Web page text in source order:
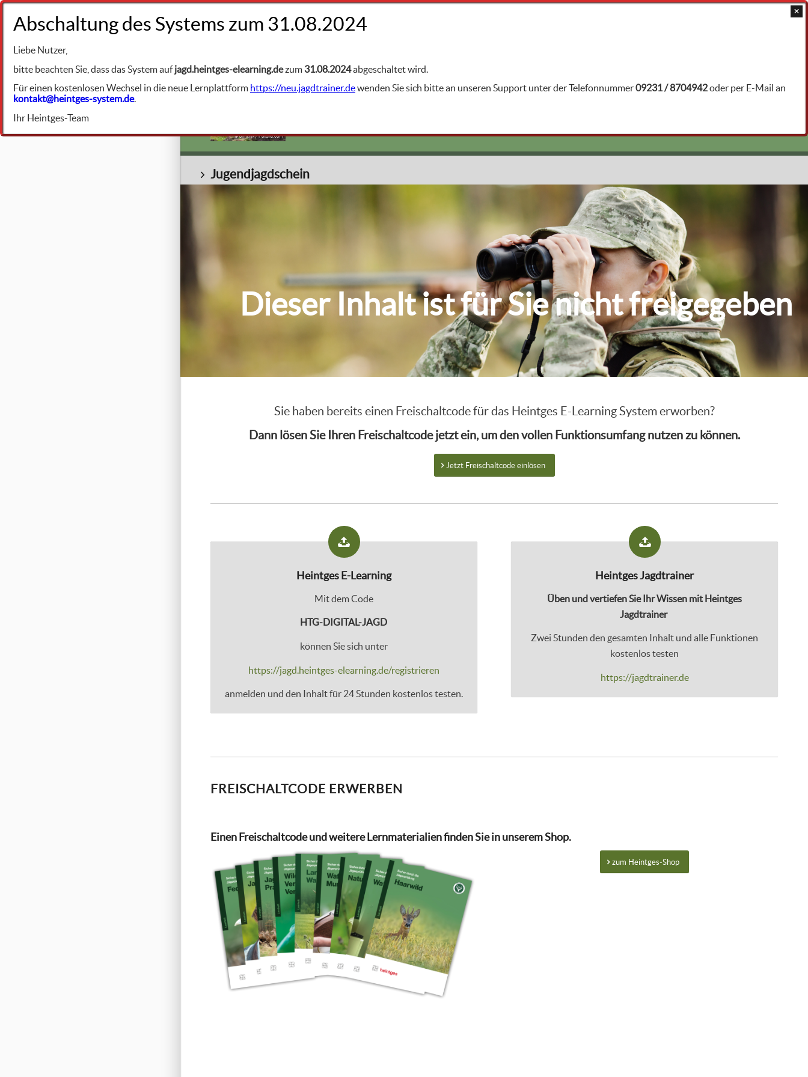
BIBLIOTHEK
Jugendjagdschein
+49 9231 961342 FACHGEBIETE
© Simank / Fotolia.com
Jugendjagdschein
Dieser Inhalt ist für Sie nicht freigegeben
Sie haben bereits einen Freischaltcode für das Heintges E-Learning System erworben?
Dann lösen Sie Ihren Freischaltcode jetzt ein, um den vollen Funktionsumfang nutzen zu können.
Jetzt Freischaltcode einlösen
Heintges E-Learning
Mit dem Code
HTG-DIGITAL-JAGD
können Sie sich unter
https://jagd.heintges-elearning.de/registrieren
anmelden und den Inhalt für 24 Stunden kostenlos testen.
Heintges Jagdtrainer
Üben und vertiefen Sie Ihr Wissen mit Heintges
Jagdtrainer
Zwei Stunden den gesamten Inhalt und alle Funktionen
kostenlos testen
https://jagdtrainer.de
FREISCHALTCODE ERWERBEN
Einen Freischaltcode und weitere Lernmaterialien finden Sie in unserem Shop.
zum Heintges-Shop
Liebe Nutzer,
bitte beachten Sie, dass das System aufjagd.heintges-elearning.dezum 31.08.2024abgeschaltet wird.
Für einen kostenlosen Wechsel in die neue Lernplattform https://neu.jagdtrainer.dewenden Sie sich bitte an unseren Support unter der Telefonnummer09231 / 8704942oder per E-Mail an
kontakt@heintges-system.de.
Ihr Heintges-Team